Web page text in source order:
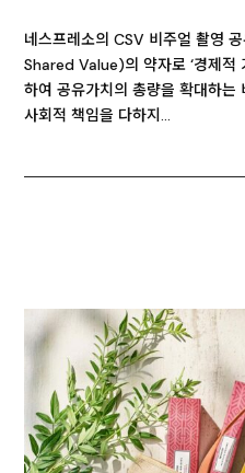
네스프레소의 CSV 비주얼 촬영
Shared Value)의 약자로 ‘경제적
하여 공유가치의 총량을 확대하는
사회적 책임을 다하지…